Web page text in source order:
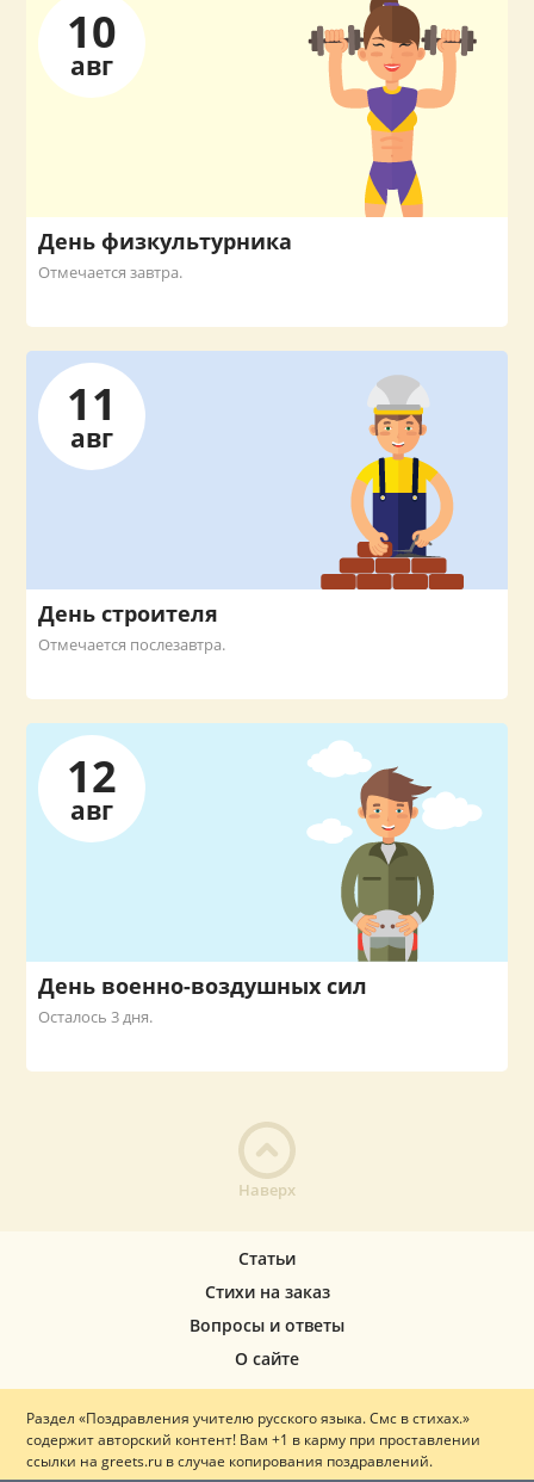
10
авг
День физкультурника
Отмечается завтра.
11
авг
День строителя
Отмечается послезавтра.
12
авг
День военно-воздушных сил
Осталось 3 дня.
Наверх
Статьи
Стихи на заказ
Вопросы и ответы
О сайте
Раздел «Поздравления учителю русского языка. Смс в стихах.»
содержит авторский контент! Вам +1 в карму при проставлении
ссылки на greets.ru в случае копирования поздравлений.